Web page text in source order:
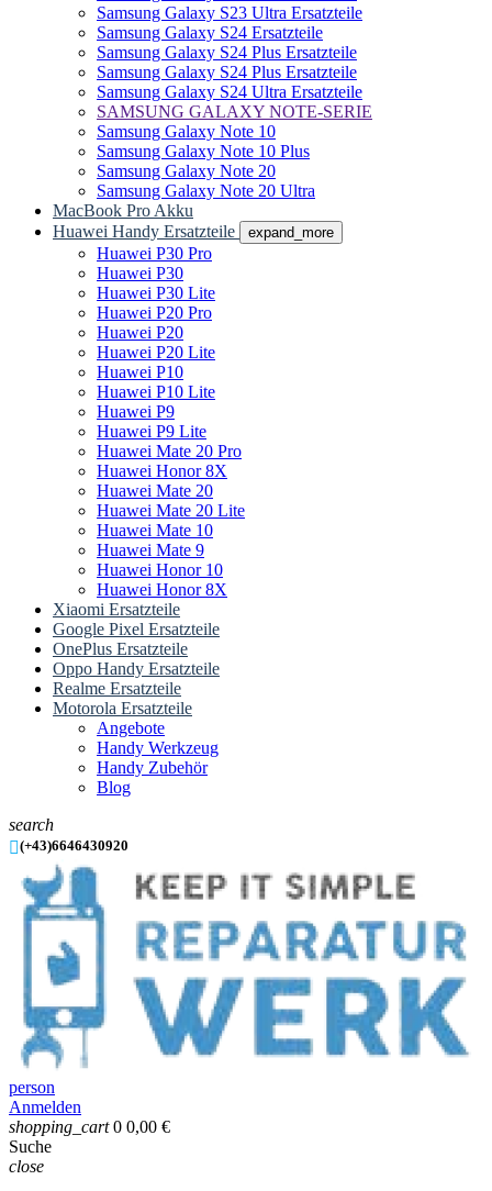
Samsung Galaxy S23 Ultra Ersatzteile
Samsung Galaxy S24 Ersatzteile
Samsung Galaxy S24 Plus Ersatzteile
Samsung Galaxy S24 Plus Ersatzteile
Samsung Galaxy S24 Ultra Ersatzteile
SAMSUNG GALAXY NOTE-SERIE
Samsung Galaxy Note 10
Samsung Galaxy Note 10 Plus
Samsung Galaxy Note 20
Samsung Galaxy Note 20 Ultra
MacBook Pro Akku
Huawei Handy Ersatzteile
expand_more
Huawei P30 Pro
Huawei P30
Huawei P30 Lite
Huawei P20 Pro
Huawei P20
Huawei P20 Lite
Huawei P10
Huawei P10 Lite
Huawei P9
Huawei P9 Lite
Huawei Mate 20 Pro
Huawei Honor 8X
Huawei Mate 20
Huawei Mate 20 Lite
Huawei Mate 10
Huawei Mate 9
Huawei Honor 10
Huawei Honor 8X
Xiaomi Ersatzteile
Google Pixel Ersatzteile
OnePlus Ersatzteile
Oppo Handy Ersatzteile
Realme Ersatzteile
Motorola Ersatzteile
Angebote
Handy Werkzeug
Handy Zubehör
Blog
search
(+43)6646430920
person
Anmelden
shopping_cart 0 0,00 €
Suche
close